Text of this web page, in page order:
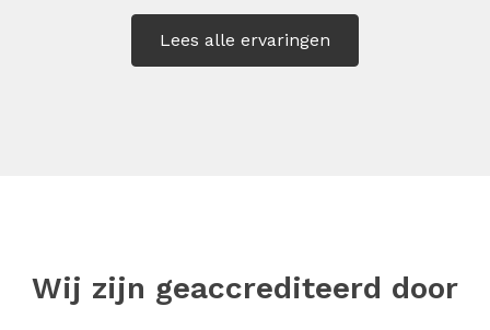
Lees alle ervaringen
Wij zijn geaccrediteerd door